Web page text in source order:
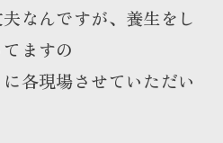
なんですが、養生をし
ますの
各現場させていただい